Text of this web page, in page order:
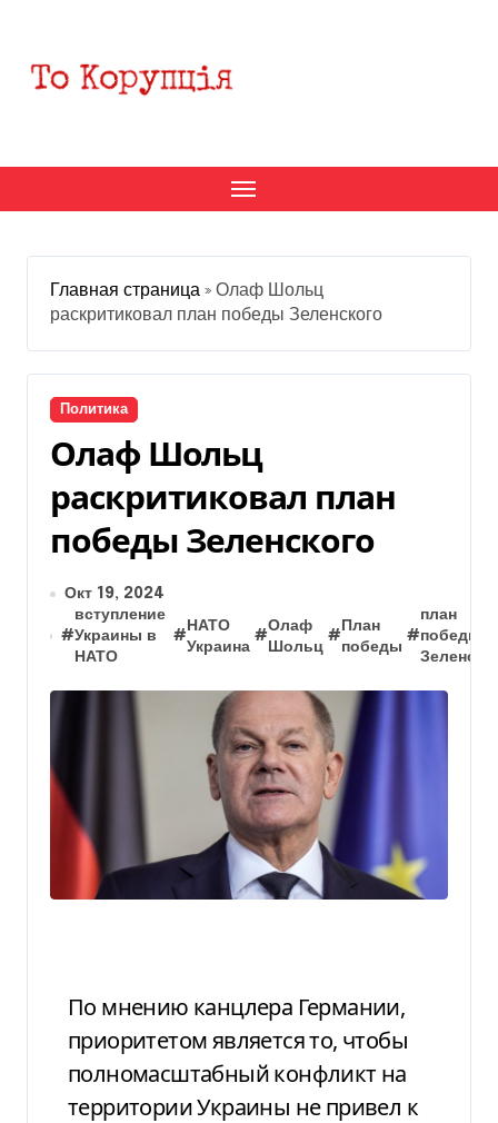
содержанию
Главная страница » Олаф Шольц
раскритиковал план победы Зеленского
Политика
Олаф Шольц
раскритиковал план
победы Зеленского
Окт 19, 2024
#
вступление
Украины в
НАТО
#
НАТО
Украина
#
Олаф
Шольц
#
План
победы
#
план
победы
По мнению канцлера Германии,
приоритетом является то, чтобы
полномасштабный конфликт на
территории Украины не привел к